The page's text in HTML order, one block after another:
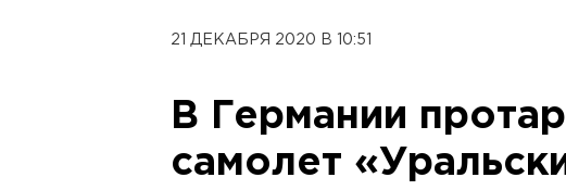
21 ДЕКАБРЯ 2020 В 10:51
В Германии
самолет